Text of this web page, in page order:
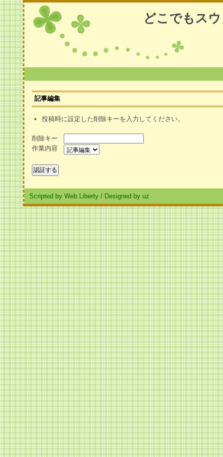
どこでもス
記事編集
投稿時に設定した削除キーを入力してください。
削除キー
作業内容
Scripted by Web Liberty / Designed by uz